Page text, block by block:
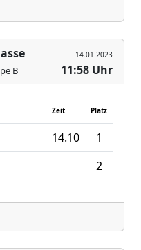
B
14.01.2023
11:58 Uhr
Zeit Platz
14.10
1
2